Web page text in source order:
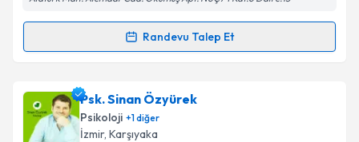
Kişisel verilerimin işlenmesine ilişkinAydınlatma
kapsamda işlenmesini kabul ediyorum.
Takvim Talebini Gönder
Randevu Talep Et
Randevu Takvimi Talebi
Uzm. Psk. Ümüş Güneçiçin randevu takvimi talebi
oluşturun. Size bu uzmandan randevu almanız için bir
takvim hazırlandığında e-posta ile bilgilendireceğiz.
Psk. Sinan Özyürek
Psikoloji +1diğer
İzmir, Karşıyaka